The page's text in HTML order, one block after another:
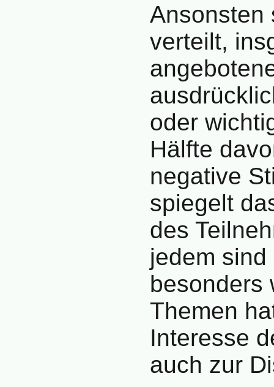
Ansonsten
verteilt,
oder
Hälfte
negative
spiegelt
des
jedem
besonders
Themen
Interesse
auch zur